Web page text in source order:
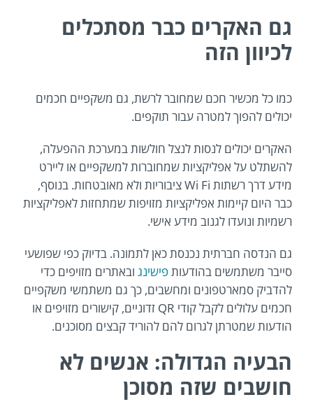
גם האקרים כבר מסתכלים
לכיוון הזה
כמו כל מכשיר חכם שמחובר לרשת, גם משקפיים חכמים
יכולים להפוך למטרה עבור תוקפים.
האקרים יכולים לנסות לנצל חולשות במערכת ההפעלה,
להשתלט על אפליקציות שמחוברות למשקפיים או ליירט
מידע דרך רשתות Wi Fi ציבוריות ולא מאובטחות. בנוסף,
כבר היום קיימות אפליקציות מזויפות שמתחזות לאפליקציות
רשמיות ונועדו לגנוב מידע אישי.
גם הנדסה חברתית נכנסת כאן לתמונה. בדיוק כפי שפושעי
סייבר משתמשים בהודעותפישינג ובאתרים מזויפים כדי
להדביק סמארטפונים ומחשבים, כך גם משתמשי משקפיים
חכמים עלולים לקבל קודי QR זדוניים, קישורים מזויפים או
הודעות שמטרתן לגרום להם להוריד קבצים מסוכנים.
הבעיה הגדולה: אנשים לא
חושבים שזה מסוכן